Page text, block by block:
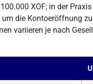
XOF; in der
um die Kontoeröffnung
variieren je nach